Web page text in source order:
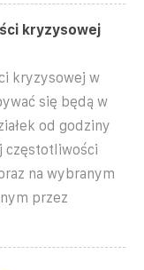
kryzysowej
kryzysowej w
się będą w
od godziny
częstotliwości
na wybranym
przez